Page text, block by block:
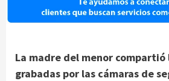
La madre del menor compartió
grabadas por las cámaras de